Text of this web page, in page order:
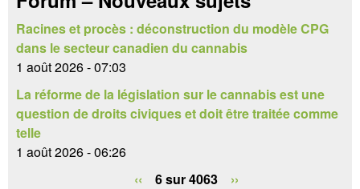
i
r
e
d
e
r
r
Racines et procès : déconstruction du modèle CPG
dans le secteur canadien du cannabis
1 août 2026 - 07:03
La réforme de la législation sur le cannabis est une
question de droits civiques et doit être traitée comme
telle
1 août 2026 - 06:26
‹‹
6 sur 4063 ››